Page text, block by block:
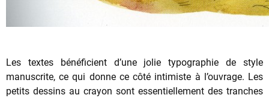
Les textes bénéficient d’une jolie typographie de style
manuscrite, ce qui donne ce côté intimiste à l’ouvrage. Les
petits dessins au crayon sont essentiellement des tranches